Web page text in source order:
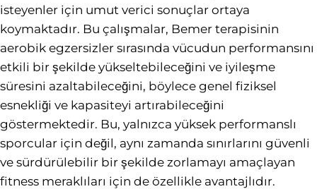
isteyenler için umut verici sonuçlar ortaya
koymaktadır. Bu çalışmalar, Bemer terapisinin
aerobik egzersizler sırasında vücudun performansını
etkili bir şekilde yükseltebileceğini ve iyileşme
süresini azaltabileceğini, böylece genel fiziksel
esnekliği ve kapasiteyi artırabileceğini
göstermektedir. Bu, yalnızca yüksek performanslı
sporcular için değil, aynı zamanda sınırlarını güvenli
ve sürdürülebilir bir şekilde zorlamayı amaçlayan
fitness meraklıları için de özellikle avantajlıdır.